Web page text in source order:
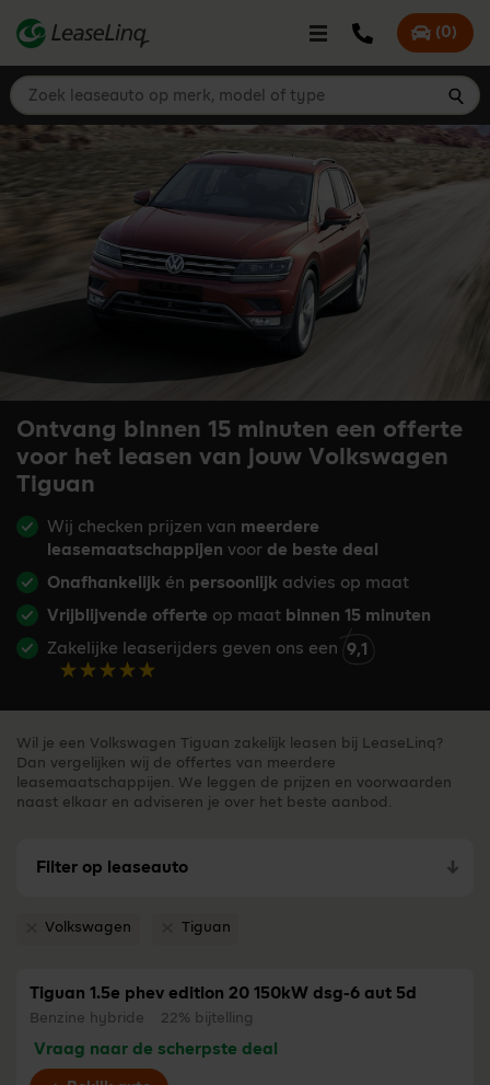
Bel LeaseLinq
Mijn
(0)
Zoek leaseauto op merk, model of type
Ontvang binnen 15 minuten een offerte
voor het leasen van jouw Volkswagen
Tiguan
Wij checken prijzen van meerdere
leasemaatschappijen voor de beste deal
Onafhankelijk én persoonlijk advies op maat
Vrijblijvende offerte op maat binnen 15 minuten
Zakelijke leaserijders geven ons een 9,1
Wil je een Volkswagen Tiguan zakelijk leasen bij LeaseLinq?
Dan vergelijken wij de offertes van meerdere
leasemaatschappijen. We leggen de prijzen en voorwaarden
naast elkaar en adviseren je over het beste aanbod.
Filter op leaseauto
Verwijder filter Volkswagen
Volkswagen Verwijder filter Tiguan
Tiguan
Tiguan 1.5e phev edition 20 150kW dsg-6 aut 5d
Benzine hybride 22% bijtelling
Vraag naar de scherpste deal